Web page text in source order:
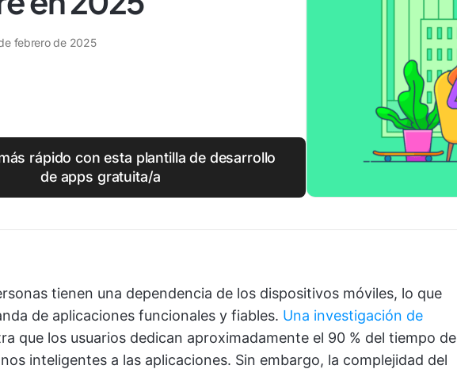
febrero de 2025
rápido con esta plantilla de desarrollo
de apps gratuita/a
tienen una dependencia de los dispositivos móviles, lo que
de aplicaciones funcionales y fiables. Una investigación de
que los usuarios dedican aproximadamente el 90 % del tiempo de
inteligentes a las aplicaciones. Sin embargo, la complejidad del